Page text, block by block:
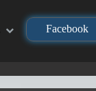
Facebook